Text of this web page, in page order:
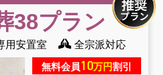
38プラン
用安置室 全宗派対応
無料会員10万円割引